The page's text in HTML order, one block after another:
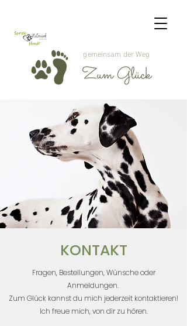
gemeinsam der Weg
KONTAKT
Fragen, Bestellungen, Wünsche oder
Anmeldungen.
Zum Glück kannst du mich jederzeit kontaktieren!
Ich freue mich, von dir zu hören.